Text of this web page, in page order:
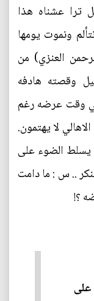
ترا عشناه هذا
ونموت يومها
العنزي) من
وقصته هادفه
وقت عرضه رغم
لا يهتمون.
الضوء على
.. س : ما دامت
؟!